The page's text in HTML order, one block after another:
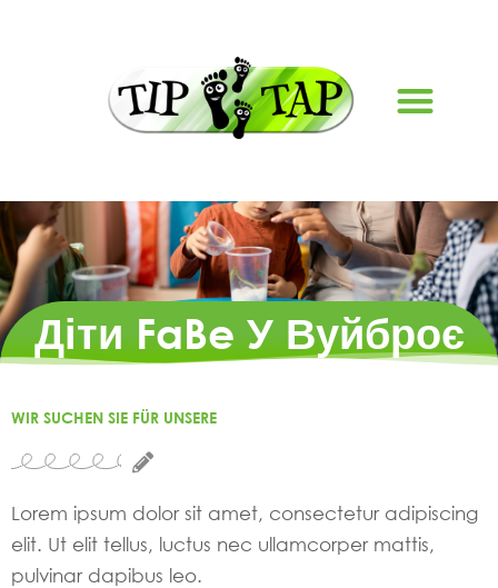
Діти FaBe У Вуйброє
WIR SUCHEN SIE FÜR UNSERE
Lorem ipsum dolor sit amet, consectetur adipiscing
elit. Ut elit tellus, luctus nec ullamcorper mattis,
pulvinar dapibus leo.